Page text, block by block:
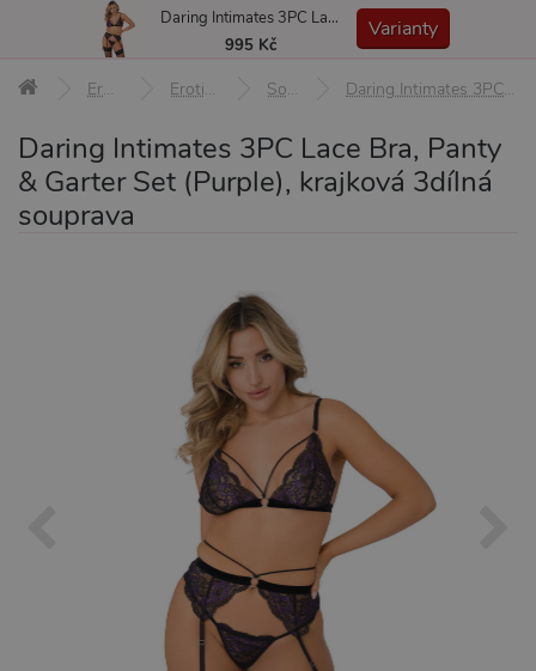
MENU
Erotické pomůcky Erotické prádlo a oblečení Soupravy prádla Daring Intimates 3PC Lace Bra, Panty & Garter Set (Purple), krajková 3dílná souprava S/M
Daring Intimates 3PC Lace Bra, Panty
& Garter Set (Purple), krajková 3dílná
souprava
Daring Intimates 3PC Lace Bra, Panty & Garter Set (Purple), krajková 3dílná souprava
995 Kč
Varianty